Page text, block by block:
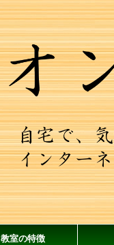
教室の特徴